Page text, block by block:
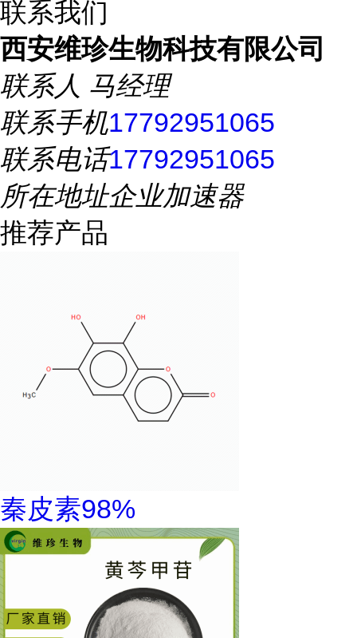
联系我们
西安维珍生物科技有限公司
联系人 马经理
联系手机17792951065
联系电话17792951065
所在地址企业加速器
推荐产品
秦皮素98%